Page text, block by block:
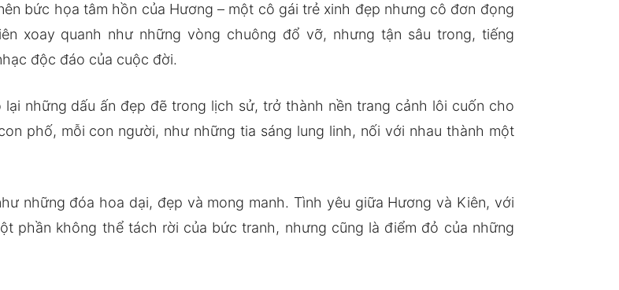
bức họa tâm hồn của Hương – một cô gái trẻ xinh đẹp nhưng cô đơn đọng
xoay quanh như những vòng chuông đổ vỡ, nhưng tận sâu trong, tiếng
độc đáo của cuộc đời.
những dấu ấn đẹp đẽ trong lịch sử, trở thành nền trang cảnh lôi cuốn cho
phố, mỗi con người, như những tia sáng lung linh, nối với nhau thành một
những đóa hoa dại, đẹp và mong manh. Tình yêu giữa Hương và Kiên, với
phần không thể tách rời của bức tranh, nhưng cũng là điểm đỏ của những